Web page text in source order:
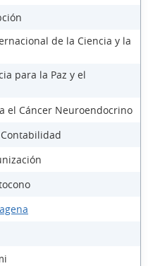
de la Ciencia y la
para la Paz y el
el Cáncer Neuroendocrino